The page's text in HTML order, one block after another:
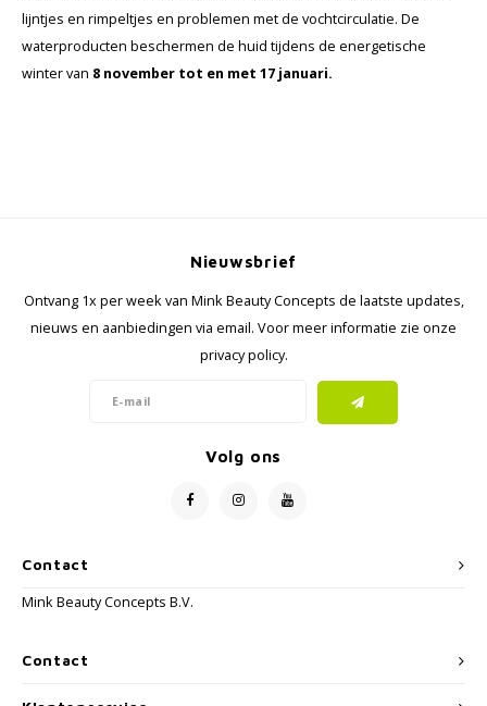
lijntjes en rimpeltjes en problemen met de vochtcirculatie. De
waterproducten beschermen de huid tijdens de energetische
winter van 8 november tot en met 17 januari.
Contact
Mink Beauty Concepts B.V.
Contact
Nieuwsbrief
Ontvang 1x per week van Mink Beauty Concepts de laatste updates,
nieuws en aanbiedingen via email. Voor meer informatie zie onze
privacy policy.
Volg ons